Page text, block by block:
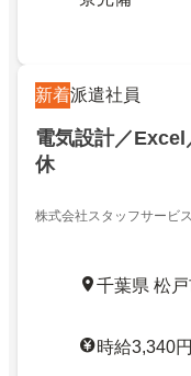
新着派遣社員
電気設計／
休
株式会社スタッフサービ
千葉県 松
時給3,340